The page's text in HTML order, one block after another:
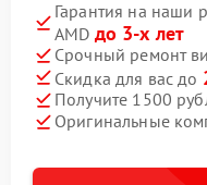
Гарантия на наши
AMD до 3-х лет
Срочный ремонт
Скидка для вас до
Получите 1500
Оригинальные